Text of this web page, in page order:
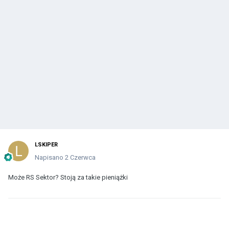
LSKIPER
Napisano 2 Czerwca
Może RS Sektor? Stoją za takie pieniążki